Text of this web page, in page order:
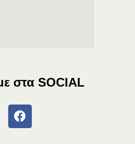
σταSOCIAL